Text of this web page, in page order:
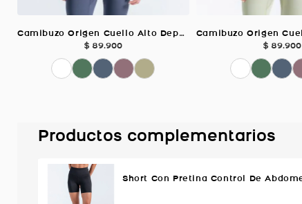
Camibuzo Origen Cuello Alto Deportivo, Color GRIS GRAFITO Para Mujer
$ 89.900
$ 89.900
Productos complementarios